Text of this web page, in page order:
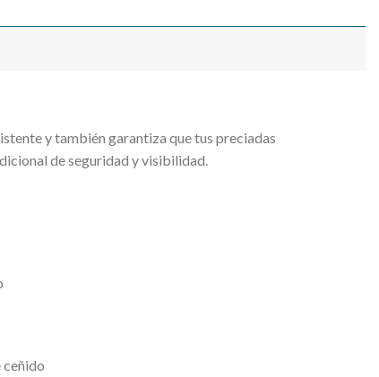
y también garantiza que tus preciadas
de seguridad y visibilidad.
ceñido